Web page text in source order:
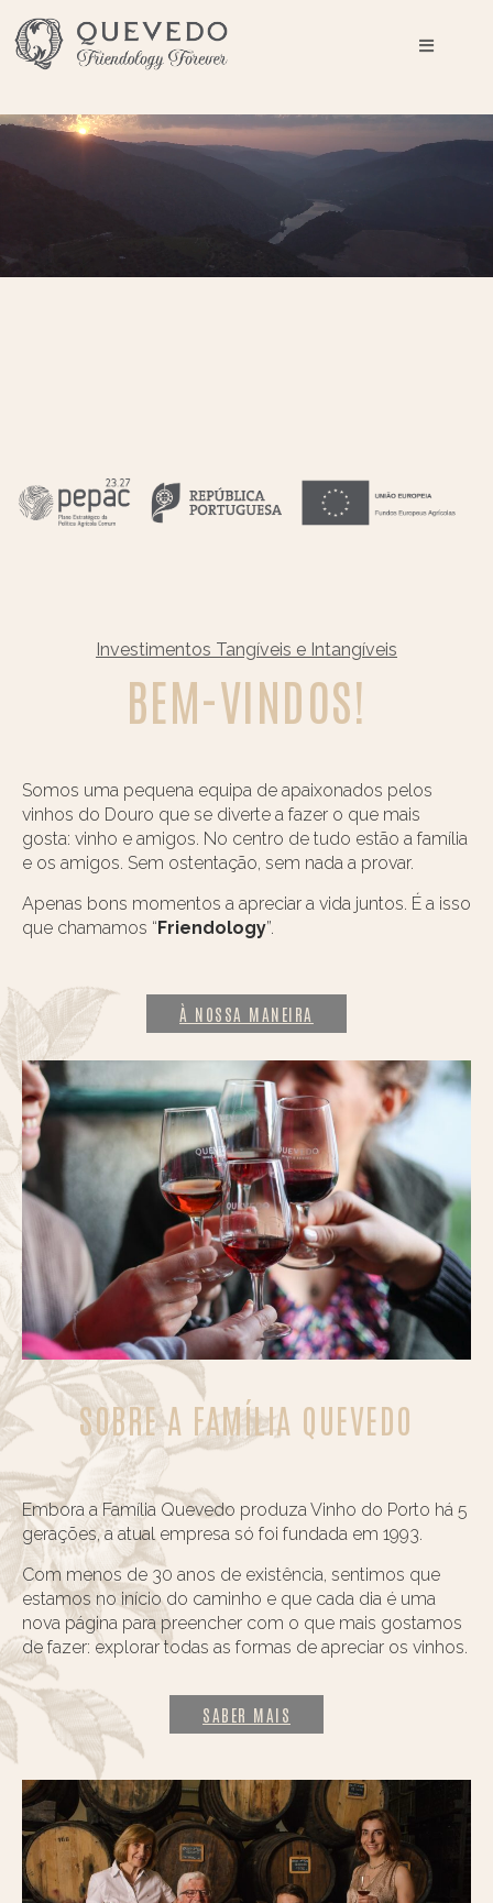
Investimentos Tangíveis e Intangíveis
BEM-VINDOS!
Somos uma pequena equipa de apaixonados pelos
vinhos do Douro que se diverte a fazer o que mais
gosta: vinho e amigos. No centro de tudo estão a família
e os amigos. Sem ostentação, sem nada a provar.
Apenas bons momentos a apreciar a vida juntos. É a isso
que chamamos “Friendology”.
À NOSSA MANEIRA
SOBRE A FAMÍLIA QUEVEDO
Embora a Família Quevedo produza Vinho do Porto há 5
gerações, a atual empresa só foi fundada em 1993.
Com menos de 30 anos de existência, sentimos que
estamos no início do caminho e que cada dia é uma
nova página para preencher com o que mais gostamos
de fazer: explorar todas as formas de apreciar os vinhos.
SABER MAIS